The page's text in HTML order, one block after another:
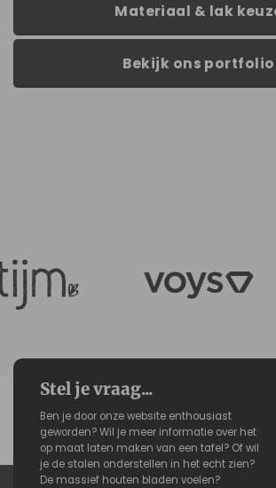
Materiaal & lak
Bekijk ons portfolio
Stel je vraag...
Ben je door onze website enthousiast
geworden? Wil je meer informatie over het
op maat laten maken van een tafel? Of wil
je de stalen onderstellen in het echt zien?
De massief houten bladen voelen?